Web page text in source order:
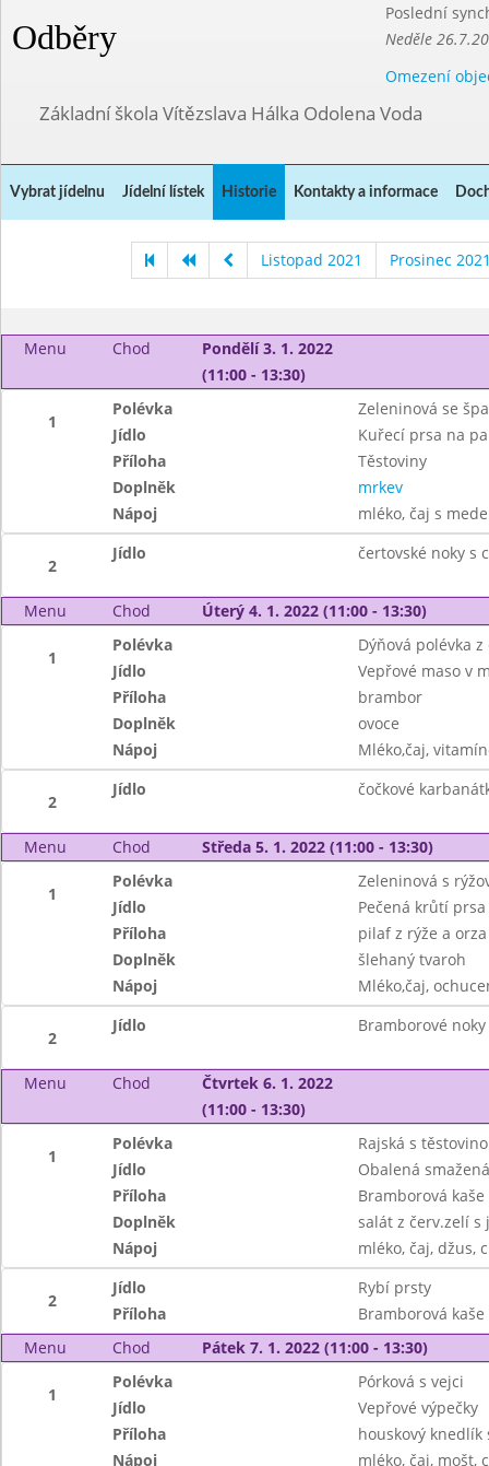
Odběry
Poslední
Neděle
Omezení
Základní škola Vítězslava Hálka Odolena Voda
Vybrat jídelnu Jídelní lístek Historie Kontakty a informace
Listopad 2021 Prosinec
Menu Chod
Pondělí 3. 1. 2022
(11:00 - 13:30)
1
Polévka
Zeleninová se
Jídlo
Kuřecí prsa na
Příloha
Těstoviny
Doplněk
mrkev
Nápoj
mléko, čaj s
2
Jídlo čertovské noky s
Menu Chod Úterý 4. 1. 2022 (11:00 - 13:30)
1
Polévka
Dýňová polévka
Jídlo
Vepřové maso v
Příloha
brambor
Doplněk
ovoce
Nápoj
Mléko,čaj,
2
Jídlo čočkové
Menu Chod Středa 5. 1. 2022 (11:00 - 13:30)
1
Polévka
Zeleninová s
Jídlo
Pečená krůtí prsa
Příloha
pilaf z rýže a
Doplněk
šlehaný tvaroh
Nápoj
Mléko,čaj,
2
Jídlo Bramborové
Menu Chod
Čtvrtek 6. 1. 2022
(11:00 - 13:30)
1
Polévka
Rajská s
Jídlo
Obalená
Příloha
Bramborová kaše
Doplněk
salát z červ.zelí s
Nápoj
mléko, čaj, džus,
2
Jídlo
Rybí prsty
Příloha
Bramborová kaše
Menu
Chod Pátek 7. 1. 2022 (11:00 - 13:30)
1
Polévka
Pórková s vejci
Jídlo
Vepřové výpečky
Příloha
houskový
Nápoj
mléko, čaj, mošt,